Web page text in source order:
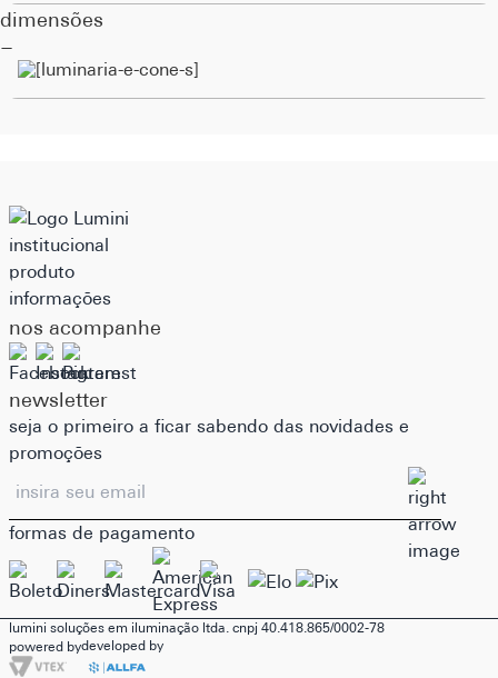
dimensões
institucional
produto
informações
nos acompanhe
newsletter
seja o primeiro a ficar sabendo das novidades e
promoções
formas de pagamento
lumini soluções em iluminação ltda. cnpj 40.418.865/0002-78
powered bydeveloped by